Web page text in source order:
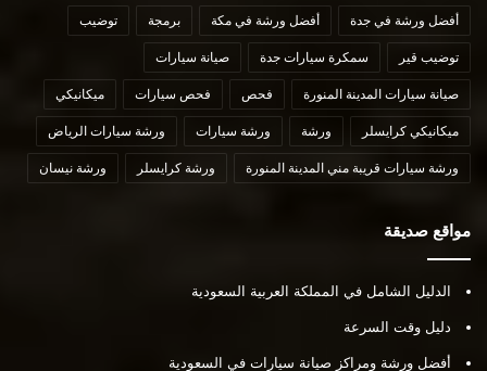
أفضل ورشة في جدة أفضل ورشة في مكة برمجة توضيب
توضيب قير سمكرة سيارات جدة صيانة سيارات
صيانة سيارات المدينة المنورة فحص فحص سيارات ميكانيكي
ميكانيكي كرايسلر ورشة ورشة سيارات ورشة سيارات الرياض
ورشة سيارات قريبة مني المدينة المنورة ورشة كرايسلر ورشة نيسان
مواقع صديقة
الدليل الشامل في المملكة العربية السعودية
دليل وقت السرعة
أفضل ورشة ومراكز صيانة سيارات في السعودية